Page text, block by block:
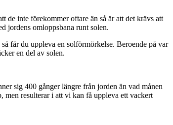
de inte förekommer oftare än så är att det krävs att
jordens omloppsbana runt solen.
får du uppleva en solförmörkelse. Beroende på var
en del av solen.
sig 400 gånger längre från jorden än vad månen
men resulterar i att vi kan få uppleva ett vackert